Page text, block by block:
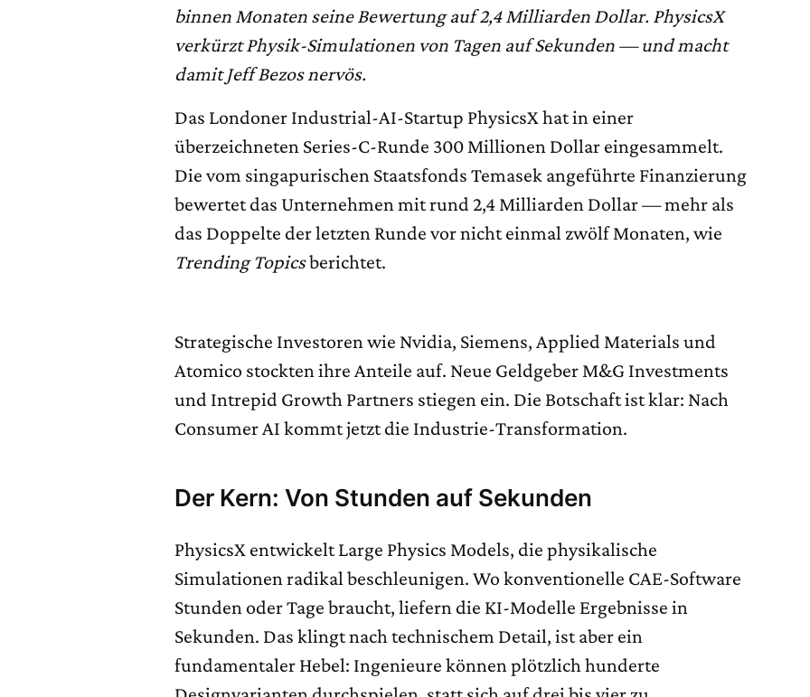
binnen Monaten seine Bewertung auf 2,4 Milliarden Dollar. PhysicsX
verkürzt Physik-Simulationen von Tagen auf Sekunden — und macht
damit Jeff Bezos nervös.
Das Londoner Industrial-AI-Startup PhysicsX hat in einer
überzeichneten Series-C-Runde 300 Millionen Dollar eingesammelt.
Die vom singapurischen Staatsfonds Temasek angeführte Finanzierung
bewertet das Unternehmen mit rund 2,4 Milliarden Dollar — mehr als
das Doppelte der letzten Runde vor nicht einmal zwölf Monaten, wie
Trending Topicsberichtet.
Strategische Investoren wie Nvidia, Siemens, Applied Materials und
Atomico stockten ihre Anteile auf. Neue Geldgeber M&G Investments
und Intrepid Growth Partners stiegen ein. Die Botschaft ist klar: Nach
Consumer AI kommt jetzt die Industrie-Transformation.
Der Kern: Von Stunden auf Sekunden
PhysicsX entwickelt Large Physics Models, die physikalische
Simulationen radikal beschleunigen. Wo konventionelle CAE-Software
Stunden oder Tage braucht, liefern die KI-Modelle Ergebnisse in
Sekunden. Das klingt nach technischem Detail, ist aber ein
fundamentaler Hebel: Ingenieure können plötzlich hunderte